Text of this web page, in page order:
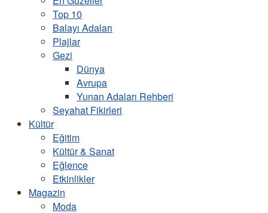
Top 10
Balayı Adaları
Plajlar
Gezi
Dünya
Avrupa
Yunan Adaları Rehberi
Seyahat Fikirleri
Kültür
Eğitim
Kültür & Sanat
Eğlence
Etkinlikler
Magazin
Moda